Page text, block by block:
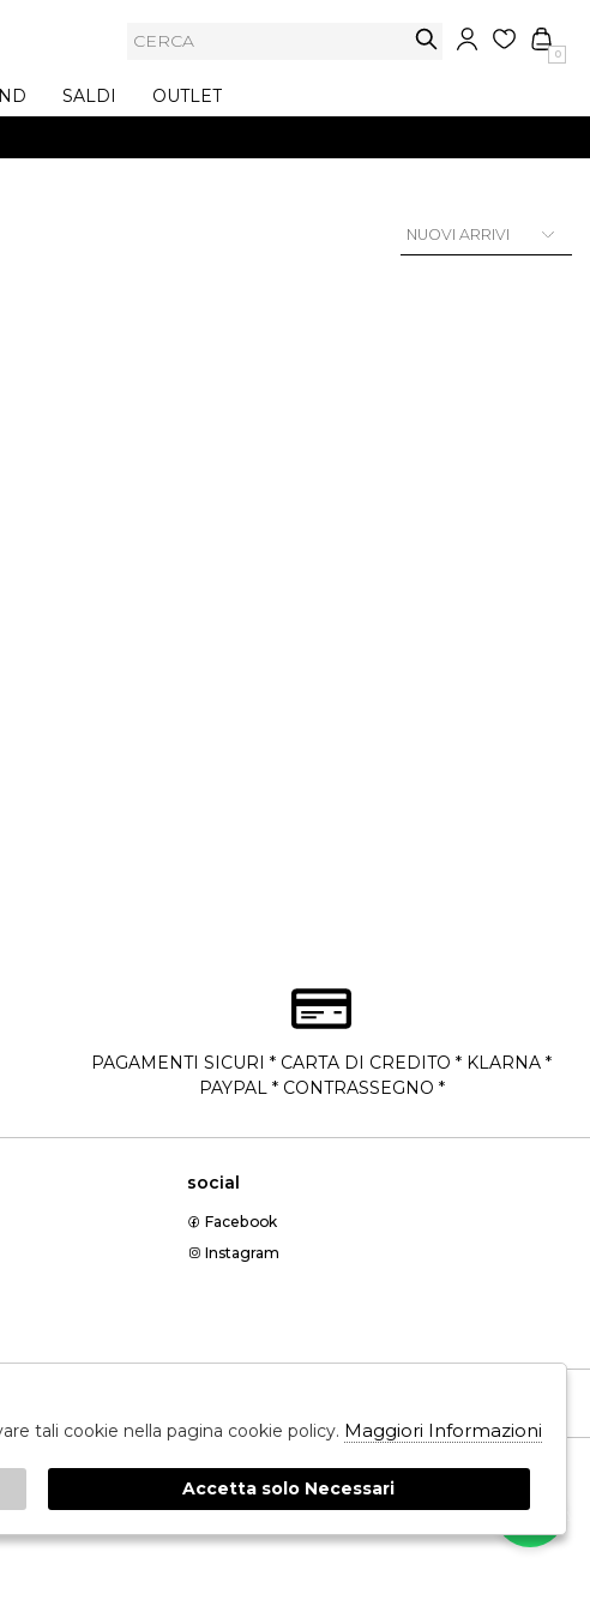
0
SALDI OUTLET
PAGAMENTI SICURI * CARTA DI CREDITO * KLARNA *
PAYPAL * CONTRASSEGNO *
social
Facebook
Instagram
tali cookie nella pagina cookie policy. Maggiori Informazioni
Accetta solo Necessari